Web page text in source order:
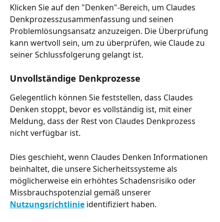
Klicken Sie auf den "Denken"-Bereich, um Claudes
Denkprozesszusammenfassung und seinen
Problemlösungsansatz anzuzeigen. Die Überprüfung
kann wertvoll sein, um zu überprüfen, wie Claude zu
seiner Schlussfolgerung gelangt ist.
Unvollständige Denkprozesse
Gelegentlich können Sie feststellen, dass Claudes
Denken stoppt, bevor es vollständig ist, mit einer
Meldung, dass der Rest von Claudes Denkprozess
nicht verfügbar ist.
Dies geschieht, wenn Claudes Denken Informationen
beinhaltet, die unsere Sicherheitssysteme als
möglicherweise ein erhöhtes Schadensrisiko oder
Missbrauchspotenzial gemäß unserer
Nutzungsrichtlinie identifiziert haben.